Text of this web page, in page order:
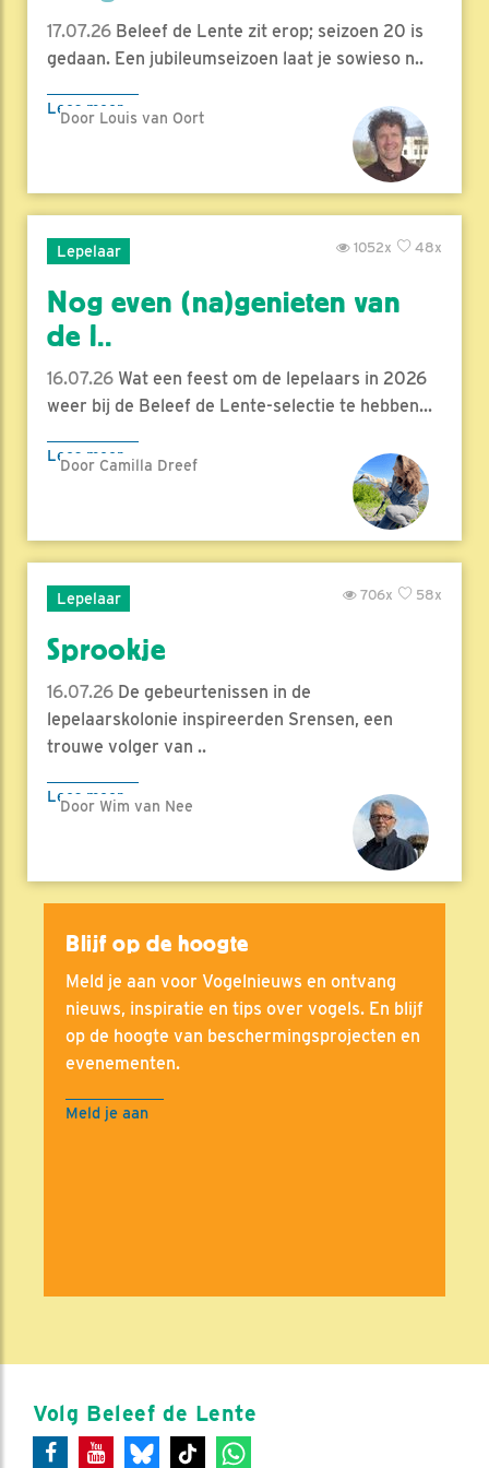
17.07.26 Beleef de Lente zit erop; seizoen 20 is
gedaan. Een jubileumseizoen laat je sowieso n..
Lees meer
Door Louis van Oort
Lepelaar 48x
1052x
Nog even (na)genieten van
de l..
16.07.26 Wat een feest om de lepelaars in 2026
weer bij de Beleef de Lente-selectie te hebben...
Lees meer
Door Camilla Dreef
Lepelaar 58x
706x
Sprookje
16.07.26 De gebeurtenissen in de
lepelaarskolonie inspireerden Srensen, een
trouwe volger van ..
Lees meer
Door Wim van Nee
Blijf op de hoogte
Meld je aan voor Vogelnieuws en ontvang
nieuws, inspiratie en tips over vogels. En blijf
op de hoogte van beschermingsprojecten en
evenementen.
Meld je aan
Volg Beleef de Lente